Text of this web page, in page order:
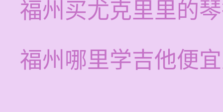
福州买尤克里里的
福州哪里学吉他便